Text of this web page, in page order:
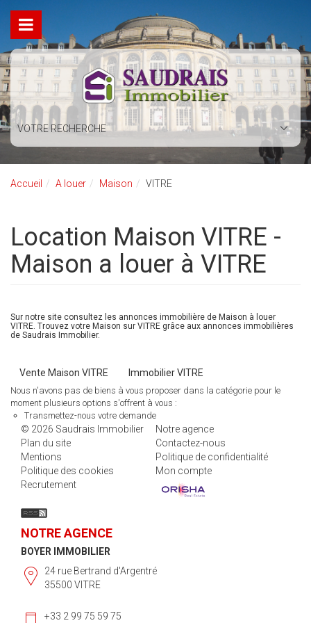
VOTRE RECHERCHE
Accueil A louer Maison VITRE
Location Maison VITRE -
Maison a louer à VITRE
Sur notre site consultez les annonces immobilière de Maison à louer
VITRE. Trouvez votre Maison sur VITRE grâce aux annonces immobilières
de Saudrais Immobilier.
Vente Maison VITRE Immobilier VITRE
Nous n'avons pas de biens à vous proposer dans la catégorie pour le
moment plusieurs options s'offrent à vous :
Transmettez-nous votre demande
© 2026 Saudrais Immobilier
Notre agence
Plan du site
Contactez-nous
Mentions
Politique de confidentialité
Politique des cookies
Mon compte
Recrutement
NOTRE AGENCE
BOYER IMMOBILIER
24 rue Bertrand d'Argentré
35500 VITRE
+33 2 99 75 59 75